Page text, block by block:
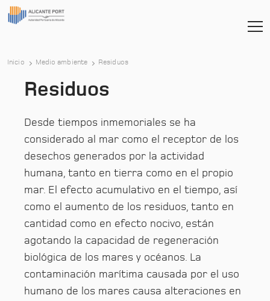
Inicio Medio ambiente Residuos
Residuos
Desde tiempos inmemoriales se ha
considerado al mar como el receptor de los
desechos generados por la actividad
humana, tanto en tierra como en el propio
mar. El efecto acumulativo en el tiempo, así
como el aumento de los residuos, tanto en
cantidad como en efecto nocivo, están
agotando la capacidad de regeneración
biológica de los mares y océanos. La
contaminación marítima causada por el uso
humano de los mares causa alteraciones en